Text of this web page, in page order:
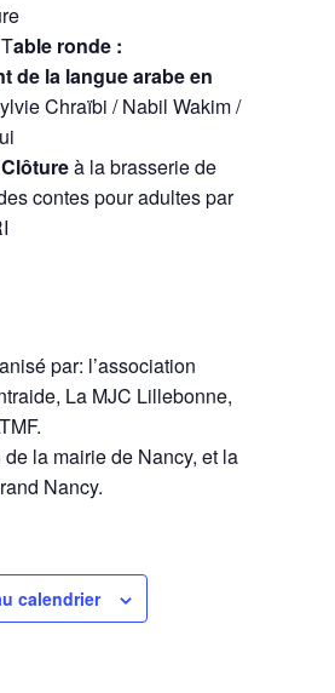
able ronde :
de la langue arabe en
Chraïbi / Nabil Wakim /
Clôtureà la brasserie de
contes pour adultes par
par: l’association
La MJC Lillebonne,
la mairie de Nancy, et la
Nancy.
calendrier